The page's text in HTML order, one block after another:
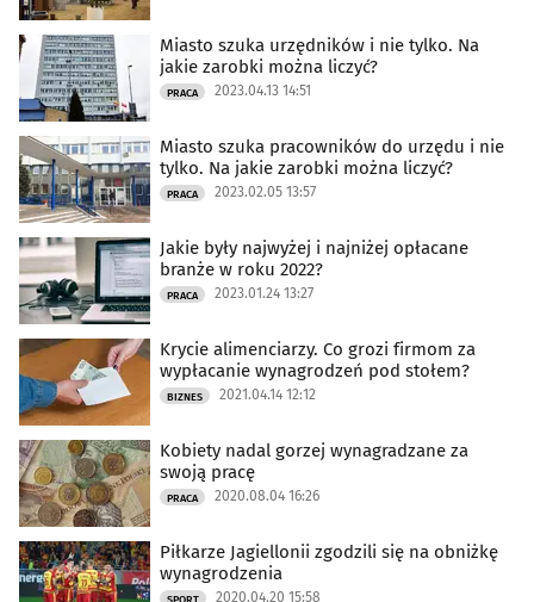
Miasto szuka urzędników i nie tylko. Na
jakie zarobki można liczyć?
PRACA 2023.04.13 14:51
Miasto szuka pracowników do urzędu i nie
tylko. Na jakie zarobki można liczyć?
PRACA 2023.02.05 13:57
Jakie były najwyżej i najniżej opłacane
branże w roku 2022?
PRACA 2023.01.24 13:27
Krycie alimenciarzy. Co grozi firmom za
wypłacanie wynagrodzeń pod stołem?
BIZNES 2021.04.14 12:12
Kobiety nadal gorzej wynagradzane za
swoją pracę
PRACA 2020.08.04 16:26
Piłkarze Jagiellonii zgodzili się na obniżkę
wynagrodzenia
SPORT 2020.04.20 15:58